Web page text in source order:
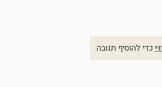
כדי להוסיף תגובה.